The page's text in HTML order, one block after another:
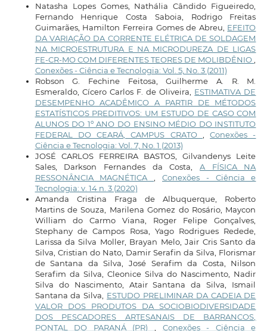
Natasha Lopes Gomes, Nathália Cândido Figueiredo,
Fernando Henrique Costa Saboia, Rodrigo Freitas
Guimarães, Hamilton Ferreira Gomes de Abreu, EFEITO
DA VARIAÇÃO DA CORRENTE ELÉTRICA DE SOLDAGEM
NA MICROESTRUTURA E NA MICRODUREZA DE LIGAS
FE-CR-MO COM DIFERENTES TEORES DE MOLIBDÊNIO
Conexões - Ciência e Tecnologia: Vol. 5, No. 3 (2011)
Robson G. Fechine Feitosa, Guilherme A. R. M.
Esmeraldo, Cícero Carlos F. de Oliveira, ESTIMATIVA DE
DESEMPENHO ACADÊMICO A PARTIR DE MÉTODOS
ESTATÍSTICOS PREDITIVOS: UM ESTUDO DE CASO COM
ALUNOS DO 1º ANO DO ENSINO MÉDIO DO INSTITUTO
FEDERAL DO CEARÁ, CAMPUS CRATO
,Conexões -
Ciência e Tecnologia: Vol. 7, No. 1 (2013)
JOSÉ CARLOS FERREIRA BASTOS, Gilvandenys Leite
Sales, Darkson Fernandes da Costa,A FÍSICA NA
RESSONÂNCIA MAGNÉTICA
Conexões - Ciência e
Tecnologia: v. 14 n. 3 (2020)
Amanda Cristina Fraga de Albuquerque, Roberto
Martins de Souza, Marilena Gomez do Rosário, Maycon
William do Carmo Viana, Roger Felipe Gonçalves,
Stephany de Campos Rosa, Yago Rodrigues Redede,
Larissa da Silva Moller, Brayan Melo, Jair Cris Santo da
Silva, Cristian do Nato, Damir Serafin da Silva, Florismar
de Santana da Silva, José Serafim da Costa, Nilson
Serafim da Silva, Cleonice Silva do Nascimento, Nadir
Silva do Nascimento, Atair Santana da Silva, Ismail
Santana da Silva, ESTUDO PRELIMINAR DA CADEIA DE
VALOR DOS PRODUTOS DA SOCIOBIODIVERSIDADE
DOS PESCADORES ARTESANAIS DE BARRANCOS,
PONTAL DO PARANÁ (PR)
Conexões - Ciência e